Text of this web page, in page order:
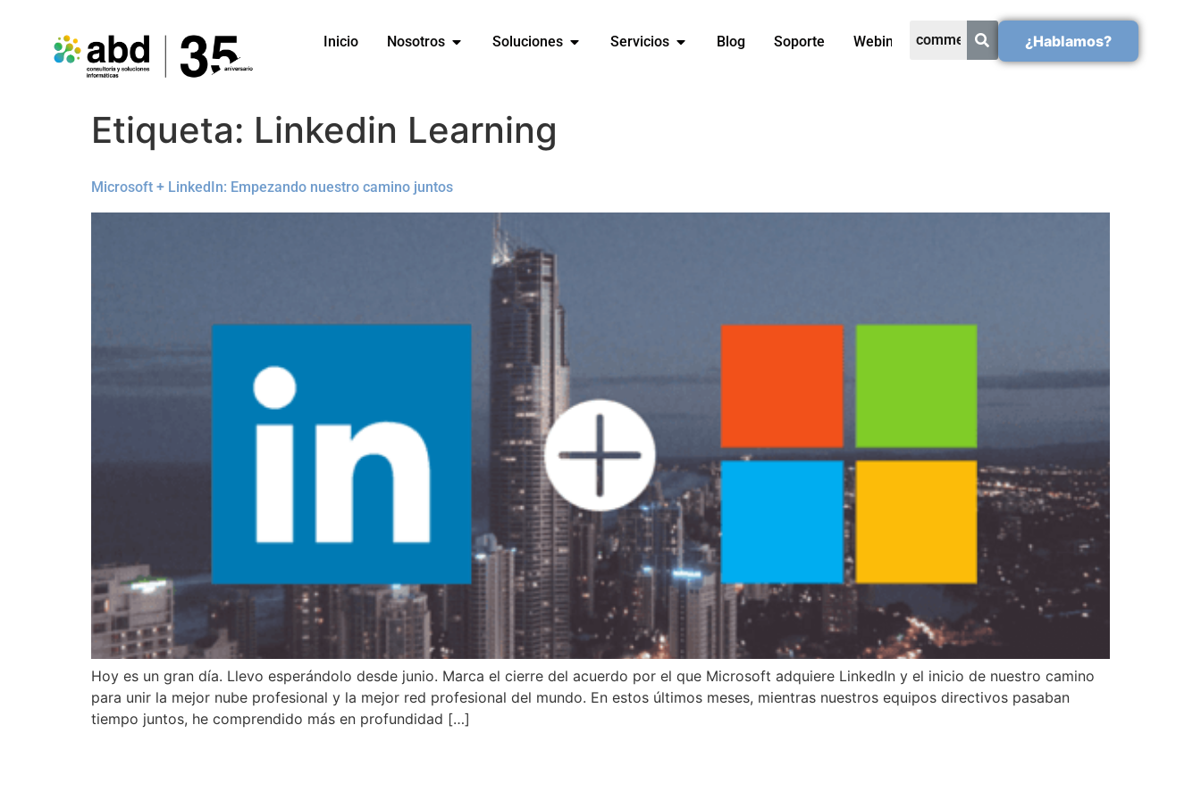
Inicio Nosotros Soluciones Servicios Blog Soporte Webinars ¿Hablamos?
Etiqueta: Linkedin Learning
Microsoft + LinkedIn: Empezando nuestro camino juntos
Hoy es un gran día. Llevo esperándolo desde junio. Marca el cierre del acuerdo por el que Microsoft adquiere LinkedIn y el inicio de nuestro camino
para unir la mejor nube profesional y la mejor red profesional del mundo. En estos últimos meses, mientras nuestros equipos directivos pasaban
tiempo juntos, he comprendido más en profundidad […]